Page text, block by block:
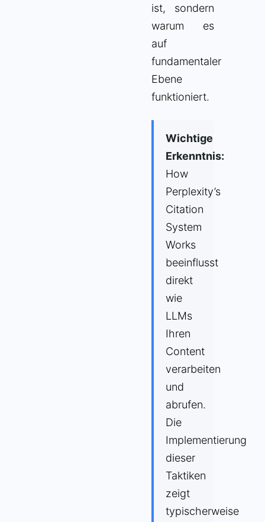
ist, sondern
warum es
auf
fundamentaler
Ebene
funktioniert.
Wichtige
Erkenntnis:
How
Perplexity’s
Citation
System
Works
beeinflusst
direkt
wie
LLMs
Ihren
Content
verarbeiten
und
abrufen.
Die
Implementierung
dieser
Taktiken
zeigt
typischerweise